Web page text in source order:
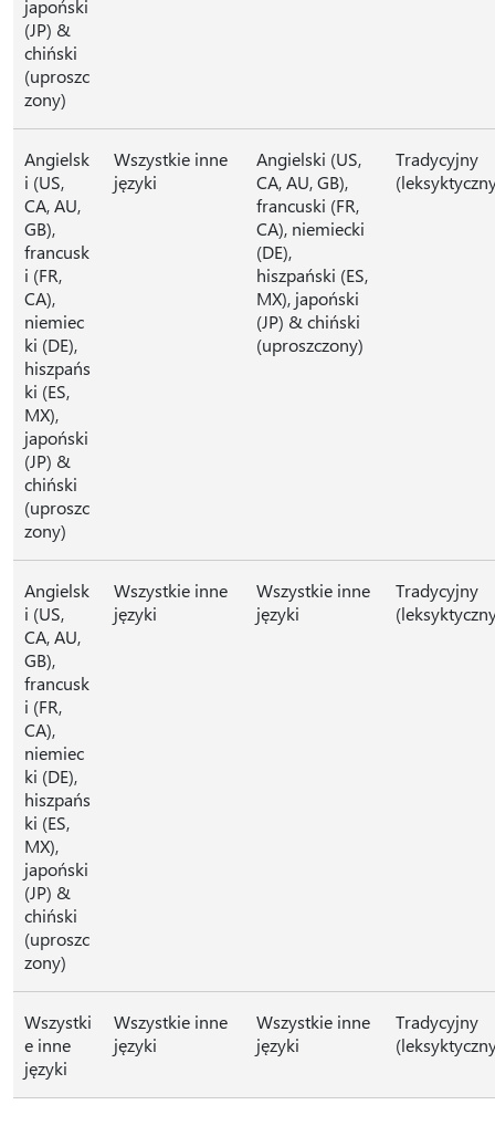
japoński
(JP) &
chiński
(uproszc
zony)
Angielsk
i (US,
CA, AU,
GB),
francusk
i (FR,
CA),
niemiec
ki (DE),
hiszpańs
ki (ES,
MX),
japoński
(JP) &
chiński
(uproszc
zony)
Wszystkie inne
języki
Angielski (US,
CA, AU, GB),
francuski (FR,
CA), niemiecki
(DE),
hiszpański (ES,
MX), japoński
(JP) & chiński
(uproszczony)
Tradycyjny
Angielsk
i (US,
CA, AU,
GB),
francusk
i (FR,
CA),
niemiec
ki (DE),
hiszpańs
ki (ES,
MX),
japoński
(JP) &
chiński
(uproszc
zony)
Wszystkie inne
języki
Wszystkie inne
języki
Tradycyjny
Wszystki
e inne
języki
Wszystkie inne
języki
Wszystkie inne
języki
Tradycyjny